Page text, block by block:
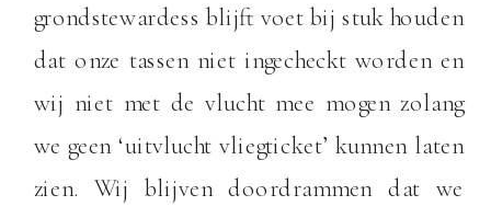
grondstewardess blijft voet bij stuk houden
dat onze tassen niet ingecheckt worden en
wij niet met de vlucht mee mogen zolang
we geen ‘uitvlucht vliegticket’ kunnen laten
zien. Wij blijven doordrammen dat we